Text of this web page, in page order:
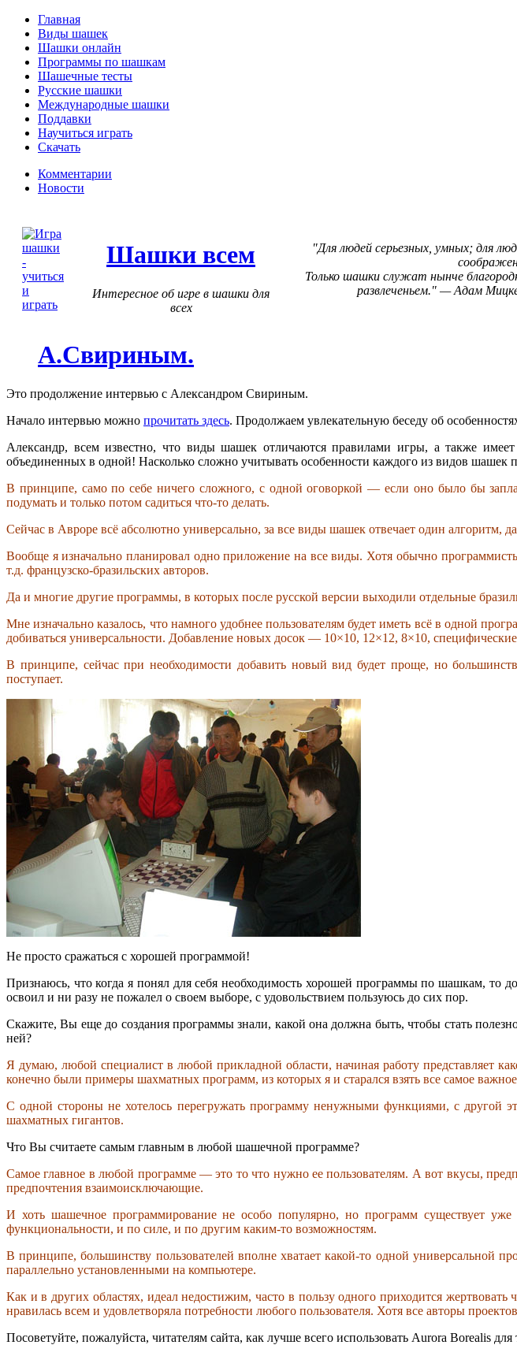
Главная
Виды шашек
Шашки онлайн
Программы по шашкам
Шашечные тесты
Русские шашки
Международные шашки
Поддавки
Научиться играть
Скачать
Комментарии
Новости
Шашки всем
Интересное об игре в шашки для
всех
Для людей серьезных, умных; для
Только шашки служат нынче
развлеченьем.
—Адам
А.Свириным.
Это продолжение интервью с Александром Свириным.
Начало интервью можно прочитать здесь. Продолжаем увлекательную беседу об
Александр, всем известно, что виды шашек отличаются правилами игры, а также
объединенных в одной! Насколько сложно учитывать особенности каждого из видов шашек
В принципе, само по себе ничего сложного, с одной оговоркой — если оно было бы
подумать и только потом садиться что-то делать.
Сейчас в Авроре всё абсолютно универсально, за все виды шашек отвечает один
Вообще я изначально планировал одно приложение на все виды. Хотя обычно
т.д. французско-бразильских авторов.
Да и многие другие программы, в которых после русской версии выходили отдельные
Мне изначально казалось, что намного удобнее пользователям будет иметь всё в одной
добиваться универсальности. Добавление новых досок — 10×10, 12×12, 8×10,
В принципе, сейчас при необходимости добавить новый вид будет проще, но
поступает.
Не просто сражаться с хорошей программой!
Признаюсь, что когда я понял для себя необходимость хорошей программы по шашкам, то
освоил и ни разу не пожалел о своем выборе, с удовольствием пользуюсь до сих пор.
Скажите, Вы еще до создания программы знали, какой она должна быть, чтобы стать
ней?
Я думаю, любой специалист в любой прикладной области, начиная работу представляет
конечно были примеры шахматных программ, из которых я и старался взять все самое
С одной стороны не хотелось перегружать программу ненужными функциями, с другой
шахматных гигантов.
Что Вы считаете самым главным в любой шашечной программе?
Самое главное в любой программе — это то что нужно ее пользователям. А вот вкусы,
предпочтения взаимоисключающие.
И хоть шашечное программирование не особо популярно, но программ существует
функциональности, и по силе, и по другим каким-то возможностям.
В принципе, большинству пользователей вполне хватает какой-то одной
параллельно установленными на компьютере.
Как и в других областях, идеал недостижим, часто в пользу одного приходится
нравилась всем и удовлетворяла потребности любого пользователя. Хотя все авторы
Посоветуйте, пожалуйста, читателям сайта, как лучше всего использовать Aurora Borealis